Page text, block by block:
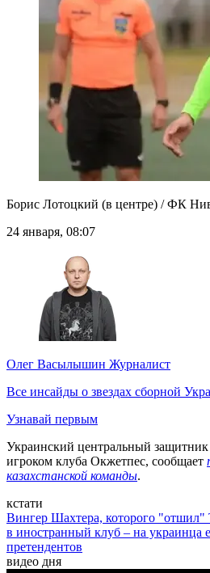
Борис Лотоцкий (в центре) / ФК
24 января, 08:07
Олег Васылышин Журналист
Все инсайды о звездах сборной
Узнавай первым
Украинский центральный
игроком клуба Окжетпес, сообщает
казахстанской команды.
кстати
Вингер Шахтера, которого "отшил"
в иностранный клуб – на украинца
претендентов
видео дня